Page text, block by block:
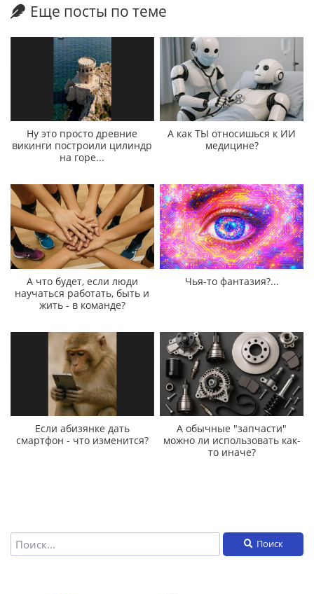
Еще посты по теме
Ну это просто древние
викинги построили цилиндр
на горе...
А как ТЫ относишься к ИИ
медицине?
А что будет, если люди
научаться работать, быть и
жить - в команде?
Чья-то фантазия?...
Если абизянке дать
смартфон - что изменится?
А обычные "запчасти"
можно ли использовать как-
то иначе?
Поиск